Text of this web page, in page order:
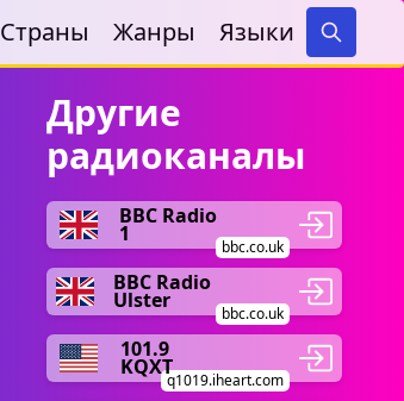
Страны Жанры Языки
Search
Другие
радиоканалы
BBC Radio
1
bbc.co.uk
BBC Radio
Ulster
bbc.co.uk
101.9
KQXT
q1019.iheart.com